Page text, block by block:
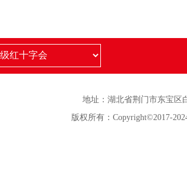
地址：湖北省荆门市东宝区
版权所有：Copyright©2017-